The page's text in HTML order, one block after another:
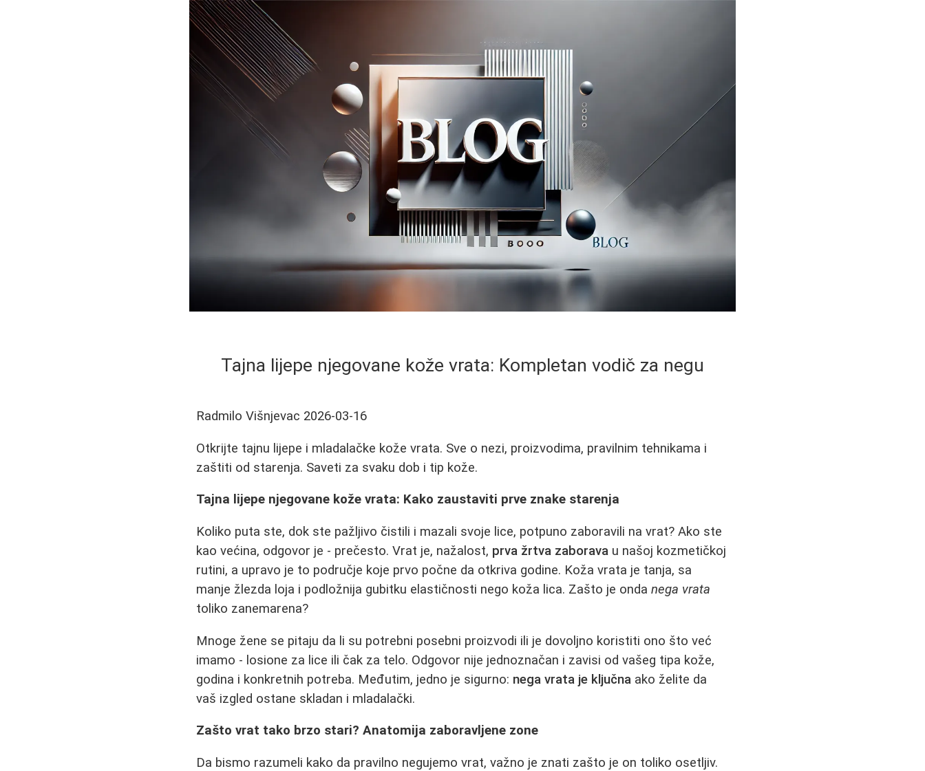
Tajna lijepe njegovane kože vrata: Kompletan vodič za negu
Radmilo Višnjevac 2026-03-16
Otkrijte tajnu lijepe i mladalačke kože vrata. Sve o nezi, proizvodima, pravilnim tehnikama i
zaštiti od starenja. Saveti za svaku dob i tip kože.
Tajna lijepe njegovane kože vrata: Kako zaustaviti prve znake starenja
Koliko puta ste, dok ste pažljivo čistili i mazali svoje lice, potpuno zaboravili na vrat? Ako ste
kao većina, odgovor je - prečesto. Vrat je, nažalost, prva žrtva zaborava u našoj kozmetičkoj
rutini, a upravo je to područje koje prvo počne da otkriva godine. Koža vrata je tanja, sa
manje žlezda loja i podložnija gubitku elastičnosti nego koža lica. Zašto je ondanega vrata
toliko zanemarena?
Mnoge žene se pitaju da li su potrebni posebni proizvodi ili je dovoljno koristiti ono što već
imamo - losione za lice ili čak za telo. Odgovor nije jednoznačan i zavisi od vašeg tipa kože,
godina i konkretnih potreba. Međutim, jedno je sigurno: nega vrata je ključna ako želite da
vaš izgled ostane skladan i mladalački.
Zašto vrat tako brzo stari? Anatomija zaboravljene zone
Da bismo razumeli kako da pravilno negujemo vrat, važno je znati zašto je on toliko osetljiv.